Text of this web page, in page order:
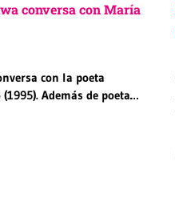
conversa con María
con la poeta
Además de poeta…